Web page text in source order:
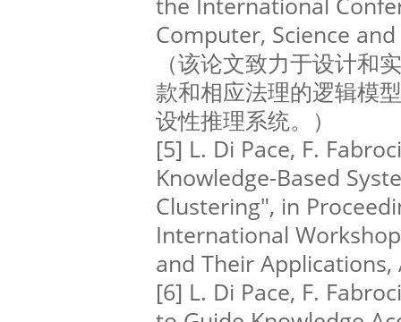
Computer, Science
（该论文致力于设计和
款和相应法理的逻辑模
设性推理系统。）
[5] L. Di Pace, F.
Knowledge-Based
Clustering", in
International
and Their
[6] L. Di Pace, F.